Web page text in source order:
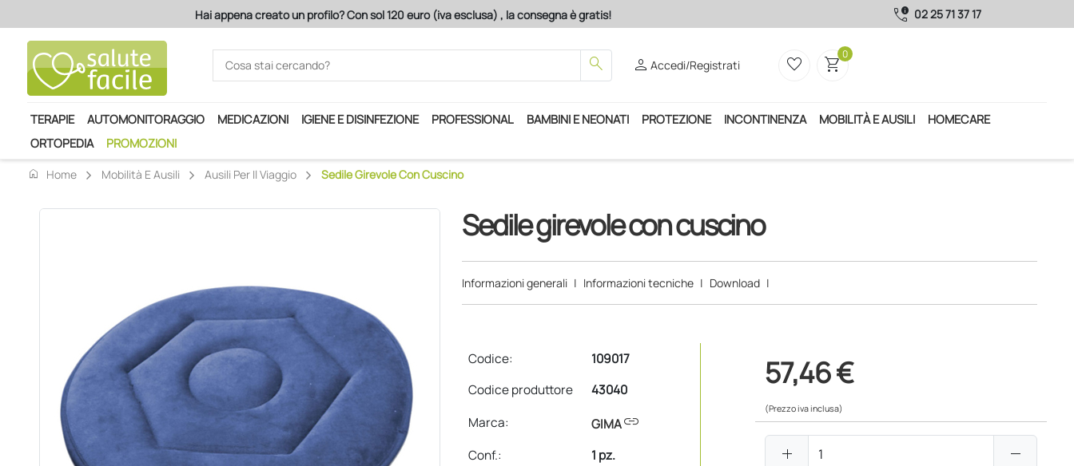
Hai appena creato un profilo? Con sol 120 euro (iva esclusa) , la consegna è gratis! call_quality 02 25 71 37 17
search personAccedi/Registrati favorite_border shopping_cart0
TERAPIE AUTOMONITORAGGIO MEDICAZIONI IGIENE E DISINFEZIONE PROFESSIONAL BAMBINI E NEONATI PROTEZIONE INCONTINENZA MOBILITÀ E AUSILI
HOMECARE
ORTOPEDIA
PROMOZIONI
home
Home Mobilità E Ausili Ausili Per Il Viaggio Sedile Girevole Con Cuscino
Sedile girevole con cuscino
Informazioni generali | Informazioni tecniche | Download |
Codice:
109017
Codice produttore
43040
Marca:
GIMAlink
Conf.:
1 pz.
57,46 €
(Prezzo iva inclusa)
add remove